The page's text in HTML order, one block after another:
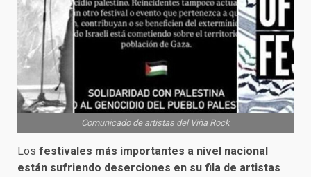
Comunicado de artistas del Viña Rock
Los festivales más importantes a nivel nacional
están sufriendo deserciones en su fila de artistas